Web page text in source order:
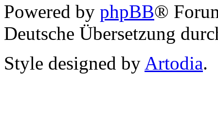
Powered by phpBB®
Deutsche Übersetzung
Style designed by Artodia.